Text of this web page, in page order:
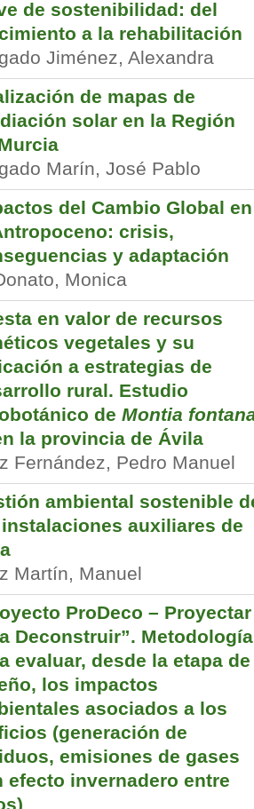
de sostenibilidad: del
a la rehabilitación
Jiménez, Alexandra
de mapas de
solar en la Región
Marín, José Pablo
del Cambio Global en
crisis,
y adaptación
Monica
en valor de recursos
vegetales y su
a estrategias de
rural. Estudio
de Montia
la provincia de Ávila
Fernández, Pedro Manuel
ambiental sostenible
auxiliares de
Martín, Manuel
ProDeco – Proyectar
Deconstruir”. Metodología
evaluar, desde la etapa de
los impactos
asociados a los
(generación de
emisiones de gases
efecto invernadero entre